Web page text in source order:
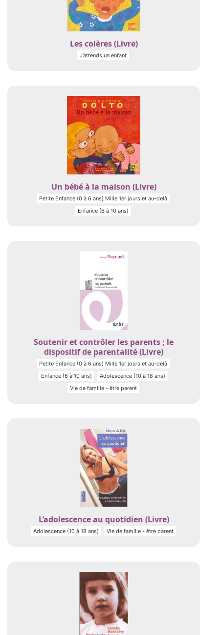
Les colères (Livre)
J’attends un enfant
Un bébé à la maison (Livre)
Petite Enfance (0 à 6 ans) Mille 1er jours et au-delà
Enfance (6 à 10 ans)
Soutenir et contrôler les parents ; le
dispositif de parentalité (Livre)
Petite Enfance (0 à 6 ans) Mille 1er jours et au-delà
Enfance (6 à 10 ans)
Adolescence (10 à 18 ans)
Vie de famille - être parent
L’adolescence au quotidien (Livre)
Adolescence (10 à 18 ans) Vie de famille - être parent